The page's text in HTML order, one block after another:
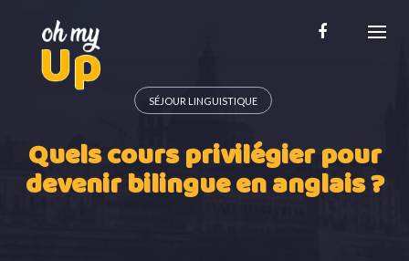
content
SÉJOUR LINGUISTIQUE
Quels cours privilégier pour
devenir bilingue en anglais ?